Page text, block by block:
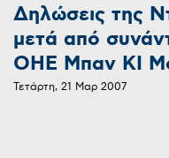
Δηλώσεις της
μετά από
ΟΗΕ Μπαν ΚΙ
Τετάρτη, 21 Μαρ 2007